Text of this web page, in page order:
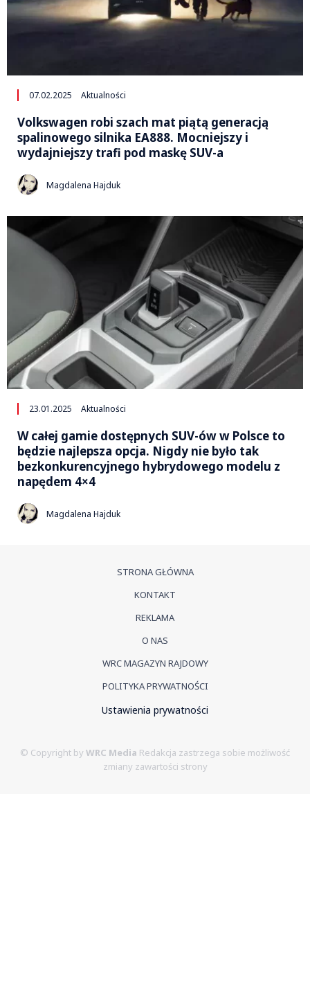
07.02.2025 Aktualności
Volkswagen robi szach mat piątą generacją
spalinowego silnika EA888. Mocniejszy i
wydajniejszy trafi pod maskę SUV-a
Magdalena Hajduk
23.01.2025 Aktualności
W całej gamie dostępnych SUV-ów w Polsce to
będzie najlepsza opcja. Nigdy nie było tak
bezkonkurencyjnego hybrydowego modelu z
napędem 4×4
Magdalena Hajduk
STRONA GŁÓWNA
KONTAKT
REKLAMA
O NAS
WRC MAGAZYN RAJDOWY
POLITYKA PRYWATNOŚCI
Ustawienia prywatności
© Copyright by WRC Media Redakcja zastrzega sobie możliwość
zmiany zawartości strony